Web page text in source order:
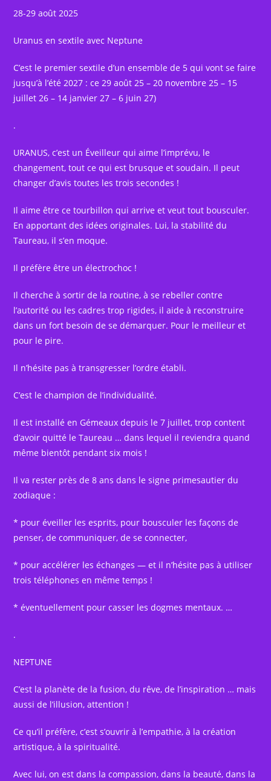
28-29 août 2025
Uranus en sextile avec Neptune
C’est le premier sextile d’un ensemble de 5 qui vont se faire
jusqu’à l’été 2027 : ce 29 août 25 – 20 novembre 25 – 15
juillet 26 – 14 janvier 27 – 6 juin 27)
.
URANUS, c’est un Éveilleur qui aime l’imprévu, le
changement, tout ce qui est brusque et soudain. Il peut
changer d’avis toutes les trois secondes !
Il aime être ce tourbillon qui arrive et veut tout bousculer.
En apportant des idées originales. Lui, la stabilité du
Taureau, il s’en moque.
Il préfère être un électrochoc !
Il cherche à sortir de la routine, à se rebeller contre
l’autorité ou les cadres trop rigides, il aide à reconstruire
dans un fort besoin de se démarquer. Pour le meilleur et
pour le pire.
Il n’hésite pas à transgresser l’ordre établi.
C’est le champion de l’individualité.
Il est installé en Gémeaux depuis le 7 juillet, trop content
d’avoir quitté le Taureau … dans lequel il reviendra quand
même bientôt pendant six mois !
Il va rester près de 8 ans dans le signe primesautier du
zodiaque :
* pour éveiller les esprits, pour bousculer les façons de
penser, de communiquer, de se connecter,
* pour accélérer les échanges — et il n’hésite pas à utiliser
trois téléphones en même temps !
* éventuellement pour casser les dogmes mentaux. …
.
NEPTUNE
C’est la planète de la fusion, du rêve, de l’inspiration … mais
aussi de l’illusion, attention !
Ce qu’il préfère, c’est s’ouvrir à l’empathie, à la création
artistique, à la spiritualité.
Avec lui, on est dans la compassion, dans la beauté, dans la